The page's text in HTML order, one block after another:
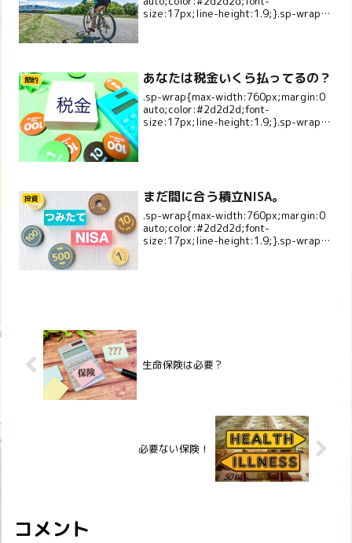
size:17px;line-height:1.9;}.sp-wrap
節約 あなたは税金いくら払ってるの？
.sp-wrap{max-width:760px;margin:0
auto;color:#2d2d2d;font-
size:17px;line-height:1.9;}.sp-wrap
投資 まだ間に合う積立NISA。
.sp-wrap{max-width:760px;margin:0
auto;color:#2d2d2d;font-
size:17px;line-height:1.9;}.sp-wrap
生命保険は必要？
必要ない保険！
コメント